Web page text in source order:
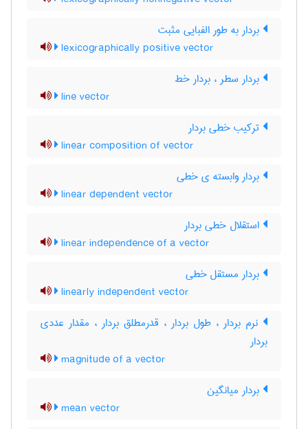
بردار به طور الفبایی مثبت
lexicographically positive vector
بردار سطر ، بردار خط
line vector
ترکیب خطی بردار
linear composition of vector
بردار وابسته ی خطی
linear dependent vector
استقلال خطی بردار
linear independence of a vector
بردار مستقل خطی
linearly independent vector
نرم بردار ، طول بردار ، قدرمطلق بردار ، مقدار عددی
بردار
magnitude of a vector
بردار میانگین
mean vector